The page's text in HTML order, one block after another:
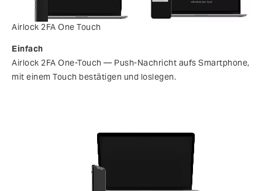
Airlock 2FA One Touch
Einfach
Airlock 2FA One-Touch — Push-Nachricht aufs Smartphone,
mit einem Touch bestätigen und loslegen.